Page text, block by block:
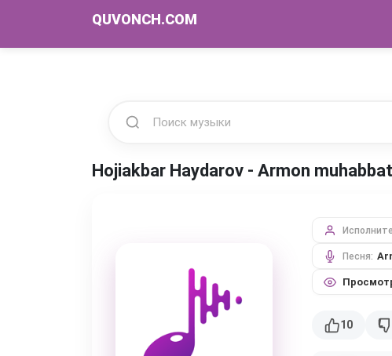
QUVONCH.COM
Hojiakbar Haydarov - Armon
Песня:
10